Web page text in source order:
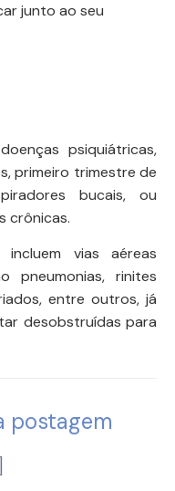
junto ao seu
psiquiátricas,
primeiro trimestre de
bucais, ou
crônicas.
incluem vias aéreas
pneumonias, rinites
entre outros, já
desobstruídas para
postagem